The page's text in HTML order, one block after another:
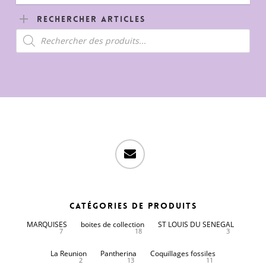
Rechercher Articles
Recherche
de
produits
email
Catégories de produits
MARQUISES
7
boites de collection
18
ST LOUIS DU SENEGAL
3
La Reunion
2
Pantherina
13
Coquillages fossiles
11